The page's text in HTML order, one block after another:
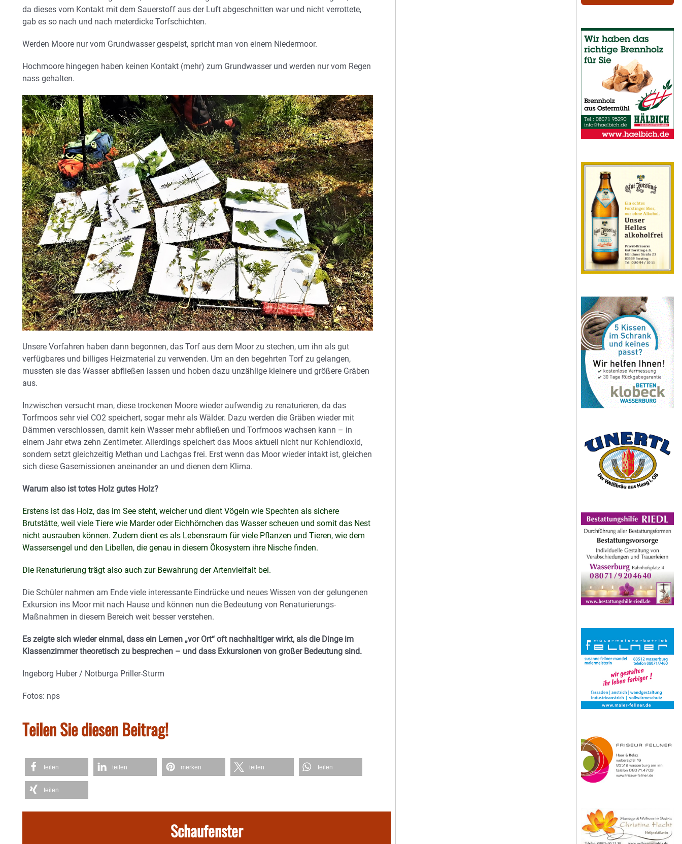
da dieses vom Kontakt mit dem Sauerstoff aus der Luft abgeschnitten war und nicht verrottete,
gab es so nach und nach meterdicke Torfschichten.
Werden Moore nur vom Grundwasser gespeist, spricht man von einem Niedermoor.
Hochmoore hingegen haben keinen Kontakt (mehr) zum Grundwasser und werden nur vom Regen
nass gehalten.
Unsere Vorfahren haben dann begonnen, das Torf aus dem Moor zu stechen, um ihn als gut
verfügbares und billiges Heizmaterial zu verwenden. Um an den begehrten Torf zu gelangen,
mussten sie das Wasser abfließen lassen und hoben dazu unzählige kleinere und größere Gräben
aus.
Inzwischen versucht man, diese trockenen Moore wieder aufwendig zu renaturieren, da das
Torfmoos sehr viel CO2 speichert, sogar mehr als Wälder. Dazu werden die Gräben wieder mit
Dämmen verschlossen, damit kein Wasser mehr abfließen und Torfmoos wachsen kann – in
einem Jahr etwa zehn Zentimeter. Allerdings speichert das Moos aktuell nicht nur Kohlendioxid,
sondern setzt gleichzeitig Methan und Lachgas frei. Erst wenn das Moor wieder intakt ist, gleichen
sich diese Gasemissionen aneinander an und dienen dem Klima.
Warum also ist totes Holz gutes Holz?
Erstens ist das Holz, das im See steht, weicher und dient Vögeln wie Spechten als sichere
Brutstätte, weil viele Tiere wie Marder oder Eichhörnchen das Wasser scheuen und somit das Nest
nicht ausrauben können. Zudem dient es als Lebensraum für viele Pflanzen und Tieren, wie dem
Wassersengel und den Libellen, die genau in diesem Ökosystem ihre Nische finden.
Die Renaturierung trägt also auch zur Bewahrung der Artenvielfalt bei.
Die Schüler nahmen am Ende viele interessante Eindrücke und neues Wissen von der gelungenen
Exkursion ins Moor mit nach Hause und können nun die Bedeutung von Renaturierungs-
Maßnahmen in diesem Bereich weit besser verstehen.
Es zeigte sich wieder einmal, dass ein Lernen „vor Ort“ oft nachhaltiger wirkt, als die Dinge im
Klassenzimmer theoretisch zu besprechen – und dass Exkursionen von großer Bedeutung sind.
Ingeborg Huber / Notburga Priller-Sturm
Fotos: nps
Teilen Sie diesen Beitrag!
teilen teilen merken teilen teilen
teilen
Schaufenster